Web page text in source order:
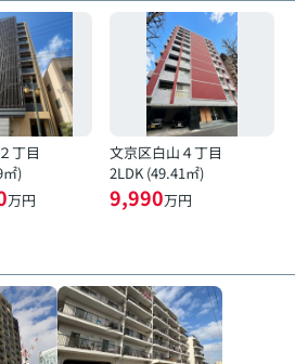
丁目
㎡)
万円
文京区白山４丁目
2LDK (49.41㎡)
9,990万円